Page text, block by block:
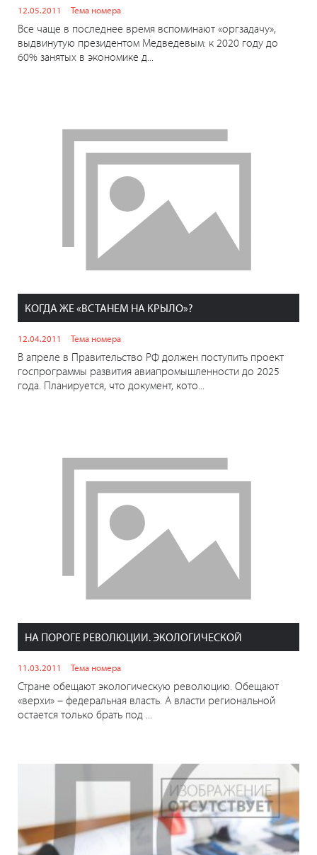
12.05.2011 Тема номера
Все чаще в последнее время вспоминают «оргзадачу»,
выдвинутую президентом Медведевым: к 2020 году до
60% занятых в экономике д...
КОГДА ЖЕ «ВСТАНЕМ НА КРЫЛО»?
12.04.2011 Тема номера
В апреле в Правительство РФ должен поступить проект
госпрограммы развития авиапромышленности до 2025
года. Планируется, что документ, кото...
НА ПОРОГЕ РЕВОЛЮЦИИ. ЭКОЛОГИЧЕСКОЙ
11.03.2011 Тема номера
Стране обещают экологическую революцию. Обещают
«верхи» – федеральная власть. А власти региональной
остается только брать под ...